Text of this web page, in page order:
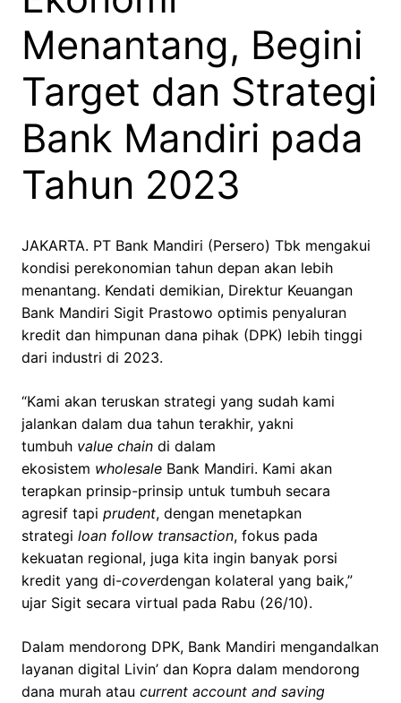
Menantang, Begini
Target dan Strategi
Bank Mandiri pada
Tahun 2023
JAKARTA. PT Bank Mandiri (Persero) Tbk mengakui
kondisi perekonomian tahun depan akan lebih
menantang. Kendati demikian, Direktur Keuangan
Bank Mandiri Sigit Prastowo optimis penyaluran
kredit dan himpunan dana pihak (DPK) lebih tinggi
dari industri di 2023.
“Kami akan teruskan strategi yang sudah kami
jalankan dalam dua tahun terakhir, yakni
tumbuh value chain di dalam
ekosistem wholesale Bank Mandiri. Kami akan
terapkan prinsip-prinsip untuk tumbuh secara
agresif tapi prudent, dengan menetapkan
strategi loan follow transaction, fokus pada
kekuatan regional, juga kita ingin banyak porsi
kredit yang di-coverdengan kolateral yang baik,”
ujar Sigit secara virtual pada Rabu (26/10).
Dalam mendorong DPK, Bank Mandiri mengandalkan
layanan digital Livin’ dan Kopra dalam mendorong
dana murah atau current account and saving